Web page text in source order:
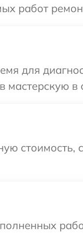
работ
для
в
стоимость,